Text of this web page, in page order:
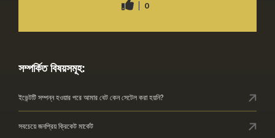
0
সম্পর্কিত বিষয়সমূহ:
ইভেন্টটি সম্পন্ন হওয়ার পরে আমার বেট কেন সেটেল করা হয়নি?
সবচেয়ে জনপ্রিয় ক্রিকেট মার্কেট